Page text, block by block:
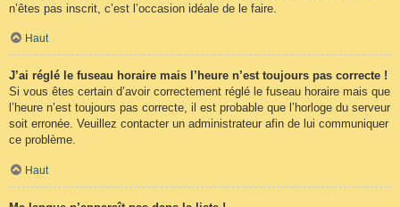
n’êtes pas inscrit, c’est l’occasion idéale de le faire.
Haut
J’ai réglé le fuseau horaire mais l’heure n’est toujours pas correcte !
Si vous êtes certain d’avoir correctement réglé le fuseau horaire mais que
l’heure n’est toujours pas correcte, il est probable que l’horloge du serveur
soit erronée. Veuillez contacter un administrateur afin de lui communiquer
ce problème.
Haut